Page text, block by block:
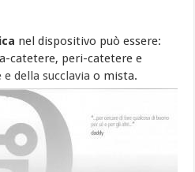
nel dispositivo può essere:
catetere, peri-catetere e
della succlavia o mista.